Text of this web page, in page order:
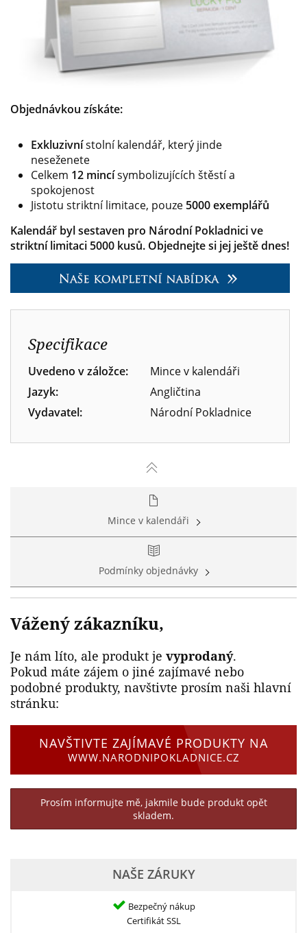
Objednávkou získáte:
Exkluzivnístolní kalendář, který jinde
neseženete
Celkem 12 mincísymbolizujících štěstí a
spokojenost
Jistotu striktní limitace, pouze 5000 exemplářů
Kalendář byl sestaven pro Národní Pokladnici ve
striktní limitaci 5000 kusů. Objednejte si jej ještě dnes!
Specifikace
Uvedeno v záložce:
Mince v kalendáři
Jazyk:
Angličtina
Vydavatel:
Národní Pokladnice
Mince v kalendáři
Podmínky objednávky
Vážený zákazníku,
Je nám líto, ale produkt je vyprodaný.
Pokud máte zájem o jiné zajímavé nebo
podobné produkty, navštivte prosím naši hlavní
stránku:
NAVŠTIVTE ZAJÍMAVÉ PRODUKTY NA
WWW.NARODNIPOKLADNICE.CZ
Prosím informujte mě, jakmile bude produkt opět
skladem.
NAŠE ZÁRUKY
Bezpečný nákup
Certifikát SSL